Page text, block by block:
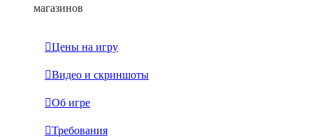
магазинов
Цены на игру
Видео и скриншоты
Об игре
Требования